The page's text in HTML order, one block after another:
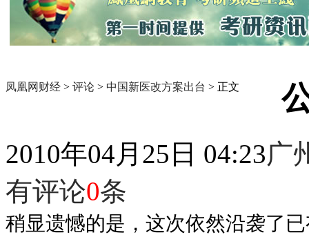
凤凰网财经 > 评论 > 中国新医改方案出台 > 正文
2010年04月25日 04:23广
有评论0条
稍显遗憾的是，这次依然沿袭了